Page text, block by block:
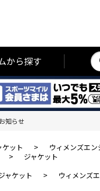
から探す
知らせ
ケット >
ウィメンズエ
>
ジャケット
ャケット > ウィメンズ